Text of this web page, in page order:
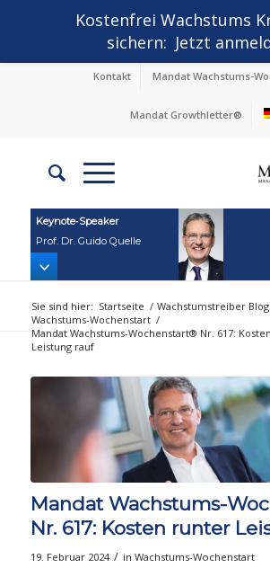
Kontakt Mandat Wachstums-
Mandat Growthletter®
Keynote‑Speaker
Prof. Dr. Guido Quelle
Sie sind hier: Startseite / Wachstumstreiber Blog
Wachstums-Wochenstart /
Mandat Wachstums-Wochenstart® Nr. 617:
Leistung rauf
Mandat Wachstums-
Nr. 617: Kosten runter
19. Februar 2024 / in Wachstums-Wochenstart
Kostenfrei Wachstums
sichern: Jetzt